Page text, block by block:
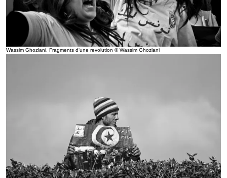
Wassim Ghozlani, Fragments d'une revolution © Wassim Ghozlani